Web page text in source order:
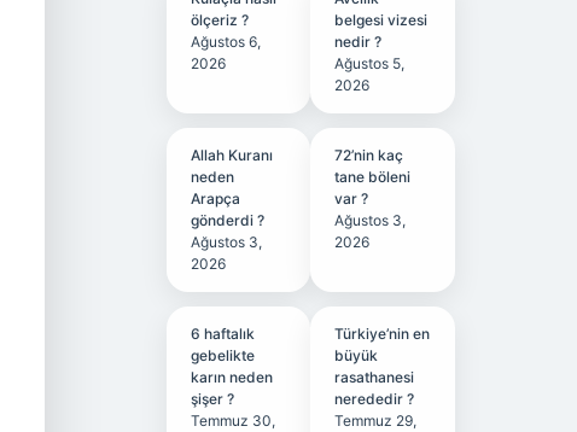
ölçeriz ?
Ağustos 6,
2026
belgesi vizesi
nedir ?
Ağustos 5,
2026
Allah Kuranı
neden
Arapça
gönderdi ?
Ağustos 3,
2026
72’nin kaç
tane böleni
var ?
Ağustos 3,
2026
6 haftalık
gebelikte
karın neden
şişer ?
Temmuz 30,
Türkiye’nin en
büyük
rasathanesi
nerededir ?
Temmuz 29,